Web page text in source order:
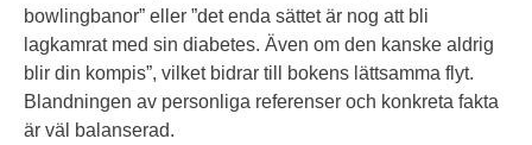
bowlingbanor” eller ”det enda sättet är nog att bli
lagkamrat med sin diabetes. Även om den kanske aldrig
blir din kompis”, vilket bidrar till bokens lättsamma flyt.
Blandningen av personliga referenser och konkreta fakta
är väl balanserad.